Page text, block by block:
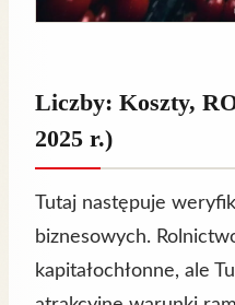
Liczby: Koszty,
2025 r.)
Tutaj następuje
biznesowych.
kapitałochłonne, ale